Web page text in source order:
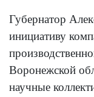
Губернатор
инициативу
Воронежской
научные